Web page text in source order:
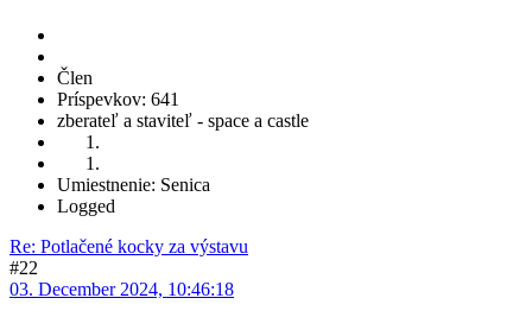
Člen
Príspevkov: 641
zberateľ a staviteľ - space a castle
Umiestnenie: Senica
Logged
Re: Potlačené kocky za výstavu
#22
03. December 2024, 10:46:18